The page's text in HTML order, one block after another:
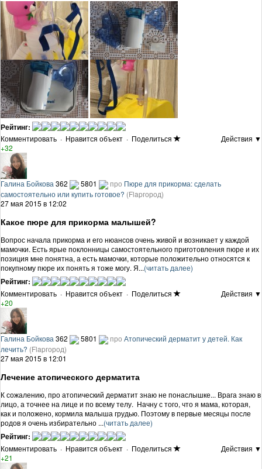
Рейтинг:
Комментировать · Нравится объект · Поделиться
Действия ▼
+32
Галина Бойкова362 5801 про Пюре для прикорма: сделать
самостоятельно или купить готовое? (Flapгород)
27 мая 2015 в 12:02
Какое пюре для прикорма малышей?
Вопрос начала прикорма и его нюансов очень живой и возникает у каждой
мамочки. Есть ярые поклонницы самостоятельного приготовления пюре и их
позиция мне понятна, а есть мамочки, которые положительно относятся к
покупному пюре их понять я тоже могу. Я...(читать далее)
Рейтинг:
Комментировать · Нравится объект · Поделиться
Действия ▼
+20
Галина Бойкова 362 5801 про Атопический дерматит у детей. Как
лечить? (Flapгород)
27 мая 2015 в 12:01
Лечение атопического дерматита
К сожалению, про атопический дерматит знаю не понаслышке... Врага знаю в
лицо, а точнее на лице и по всему телу. Начну с того, что я мама, которая,
как и положено, кормила малыша грудью. Поэтому в первые месяцы после
родов я очень избирательно ...(читать далее)
Рейтинг:
Комментировать · Нравится объект · Поделиться
Действия ▼
+21